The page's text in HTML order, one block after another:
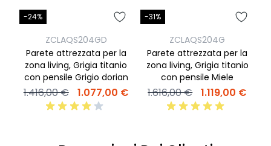
-24%
ZCLAQS204GD
Parete attrezzata per la
zona living, Grigia titanio
con pensile Grigio dorian
1.416,00 € 1.077,00 €
-31%
ZCLAQS204G
Parete attrezzata per la
zona living, Grigia titanio
con pensile Miele
1.616,00 € 1.119,00 €